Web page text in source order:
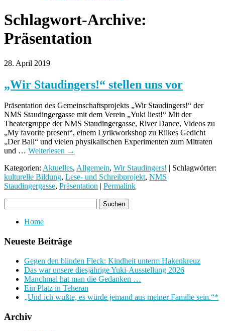
Schlagwort-Archive:
Präsentation
28. April 2019
„Wir Staudingers!“ stellen uns vor
Präsentation des Gemeinschaftsprojekts „Wir Staudingers!“ der
NMS Staudingergasse mit dem Verein „Yuki liest!“ Mit der
Theatergruppe der NMS Staudingergasse, River Dance, Videos zu
„My favorite present“, einem Lyrikworkshop zu Rilkes Gedicht
„Der Ball“ und vielen physikalischen Experimenten zum Mitraten
und … Weiterlesen →
Kategorien: Aktuelles, Allgemein, Wir Staudingers! | Schlagwörter:
kulturelle Bildung, Lese- und Schreibprojekt, NMS
Staudingergasse, Präsentation Permalink
Home
Neueste Beiträge
Gegen den blinden Fleck: Kindheit unterm Hakenkreuz
Das war unsere diesjährige Yuki-Ausstellung 2026
Manchmal hat man die Gedanken …
Ein Platz in Teheran
„Und ich wußte, es würde jemand aus meiner Familie sein.“*
Archiv